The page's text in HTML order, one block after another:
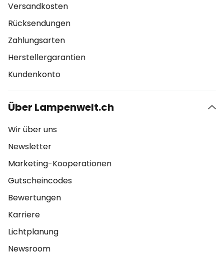
Versandkosten
Rücksendungen
Zahlungsarten
Herstellergarantien
Kundenkonto
Über Lampenwelt.ch
Wir über uns
Newsletter
Marketing-Kooperationen
Gutscheincodes
Bewertungen
Karriere
Lichtplanung
Newsroom